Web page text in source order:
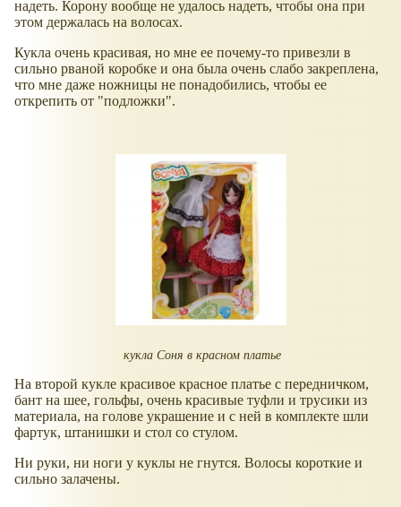
надеть. Корону вообще не удалось надеть, чтобы она при
этом держалась на волосах.
Кукла очень красивая, но мне ее почему-то привезли в
сильно рваной коробке и она была очень слабо закреплена,
что мне даже ножницы не понадобились, чтобы ее
открепить от "подложки".
кукла Соня в красном платье
На второй кукле красивое красное платье с передничком,
бант на шее, гольфы, очень красивые туфли и трусики из
материала, на голове украшение и с ней в комплекте шли
фартук, штанишки и стол со стулом.
Ни руки, ни ноги у куклы не гнутся. Волосы короткие и
сильно залачены.